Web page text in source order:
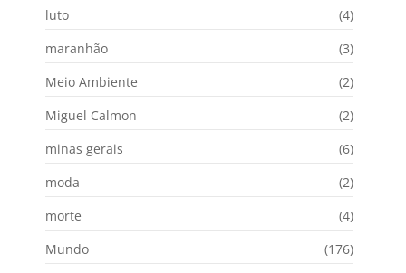
luto
(4)
maranhão
(3)
Meio Ambiente
(2)
Miguel Calmon
(2)
minas gerais
(6)
moda
(2)
morte
(4)
Mundo
(176)